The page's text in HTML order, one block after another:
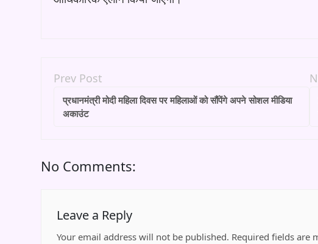
Prev Post
प्रधानमंत्री मोदी महिला दिवस पर महिलाओं को सौंपेंगे अपने सोशल मीडिया
अकाउंट
No Comments:
Leave a Reply
Your email address will not be published. Required fields are